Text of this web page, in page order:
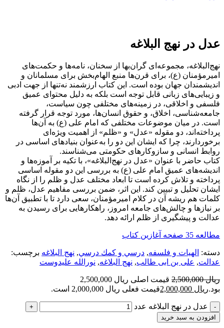
عدل در نهج البلاغه
نهج‌البلاغه، مجموعه‌ای گران‌بها از سخنان، نامه‌ها و حکمت‌های
امیرمؤمنان (ع)، برای قرن‌ها منبع الهام‌بخش برای مسلمانان و
اندیشمندان جهان بوده است. این کتاب ارزشمند نه‌تنها از جهت ادبی
و زیبایی‌های زبانی قابل توجه است بلکه به دلیل محتوای عمیق
فلسفی و اخلاقی، در زمینه‌های مختلفی چون سیاست،
جامعه‌شناسی، اخلاق، و حقوق انسان‌ها، مورد توجه قرار گرفته
است. در میان موضوعات مختلفی که امام علی (ع) به آن‌ها
پرداخته‌اند، دو مقوله «عدل» و «ظلم» از اهمیت ویژه‌ای
برخوردارند، چرا که ایشان این دو را به‌عنوان بنیادهای اساسی در
روابط انسانی و سازوکارهای حکومتی می‌شناسند.
کتاب حاضر با عنوان «عدل در نهج‌البلاغه»، با تکیه بر آموزه‌ها و
اندیشه‌های عمیق امام علی (ع) به بررسی این دو مقوله اساسی
پرداخته و تلاش کرده است تا ابعاد مختلف عدل و ظلم را از نگاه
ایشان تحلیل و تبیین کند. این اثر، ضمن بررسی مفاهیم عدل، ظلم و
کلمات هم ریشه آن در کلام امیرمؤمنان، سعی دارد تا با تطبیق آن‌ها
بر نیازها و چالش‌های جامعه امروز، راهکارهایی برای رسیدن به
عدالت و پیشگیری از ظلم ارائه دهد.
مطالعه 35 صفحه آغازین کتاب
دسته: الهیات و فلسفه, درسي و كمك درسي, نهج البلاغه برچسب:
عدالت, علی بن ابی طالب, نهج البلاغه, نورالله علیدوست
ریال2,500,000
قیمت اصلی ریال 2,500,000
بود.ریال قیمت فعلی ریال 2,000,000 است.
عدل در نهج البلاغه عدد
افزودن به سبد خرید